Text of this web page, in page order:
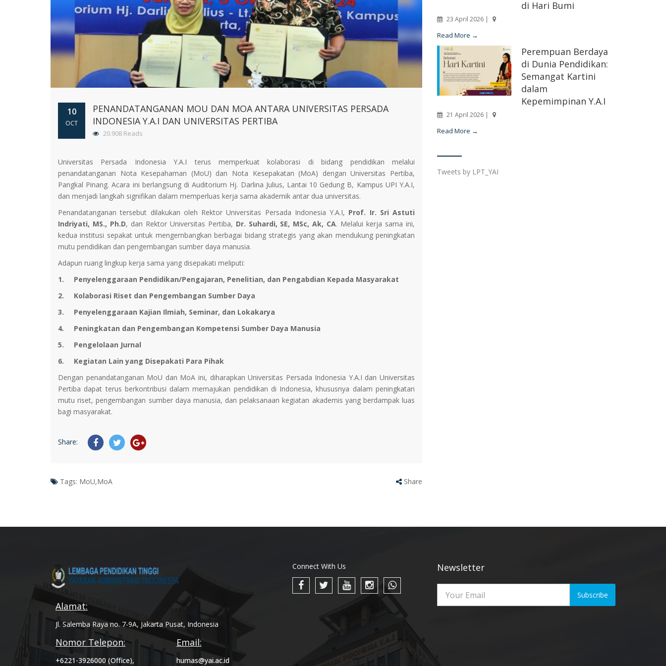
10
OCT
PENANDATANGANAN MOU DAN MOA ANTARA UNIVERSITAS PERSADA
INDONESIA Y.A.I DAN UNIVERSITAS PERTIBA
20.908 Reads
Universitas Persada Indonesia Y.A.I terus memperkuat kolaborasi di bidang pendidikan melalui
penandatanganan Nota Kesepahaman (MoU) dan Nota Kesepakatan (MoA) dengan Universitas Pertiba,
Pangkal Pinang. Acara ini berlangsung di Auditorium Hj. Darlina Julius, Lantai 10 Gedung B, Kampus UPI Y.A.I,
dan menjadi langkah signifikan dalam memperluas kerja sama akademik antar dua universitas.
Penandatanganan tersebut dilakukan oleh Rektor Universitas Persada Indonesia Y.A.I, Prof. Ir. Sri Astuti
Indriyati, MS., Ph.D, dan Rektor Universitas Pertiba, Dr. Suhardi, SE, MSc, Ak, CA. Melalui kerja sama ini,
kedua institusi sepakat untuk mengembangkan berbagai bidang strategis yang akan mendukung peningkatan
mutu pendidikan dan pengembangan sumber daya manusia.
Adapun ruang lingkup kerja sama yang disepakati meliputi:
1.
Penyelenggaraan Pendidikan/Pengajaran, Penelitian, dan Pengabdian Kepada Masyarakat
2.
Kolaborasi Riset dan Pengembangan Sumber Daya
3.
Penyelenggaraan Kajian Ilmiah, Seminar, dan Lokakarya
4.
Peningkatan dan Pengembangan Kompetensi Sumber Daya Manusia
5.
Pengelolaan Jurnal
6.
Kegiatan Lain yang Disepakati Para Pihak
Dengan penandatanganan MoU dan MoA ini, diharapkan Universitas Persada Indonesia Y.A.I dan Universitas
Pertiba dapat terus berkontribusi dalam memajukan pendidikan di Indonesia, khususnya dalam peningkatan
mutu riset, pengembangan sumber daya manusia, dan pelaksanaan kegiatan akademis yang berdampak luas
bagi masyarakat.
Share:
Tags: MoU,MoA Share
di Hari Bumi
23 April 2026 |
Read More →
Perempuan Berdaya
di Dunia Pendidikan:
Semangat Kartini
dalam
Kepemimpinan Y.A.I
21 April 2026 |
Read More →
Tweets by LPT_YAI
Alamat:
Jl. Salemba Raya no. 7-9A, Jakarta Pusat, Indonesia
Nomor Telepon:
+6221-3926000 (Office),
Email:
humas@yai.ac.id
Connect With Us Newsletter
Subscribe